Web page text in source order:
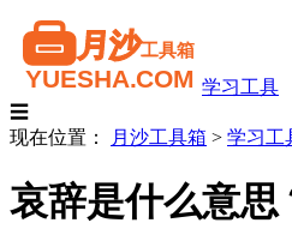
学习工具
☰
现在位置：
月沙工具箱 > 学习工
哀辞是什么意